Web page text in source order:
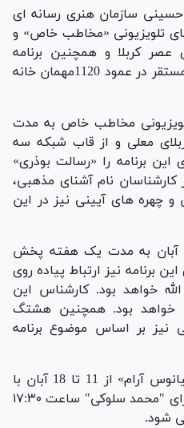
سازمان هنری رسانه ای
تلویزیونی «مخاطب خاص» و
عصر کربلا و همچنین برنامه
«اقیانوس آرام» از استودیوی مستقر در عمود 1120مهمان خانه
مخاطب خاص به مدت
معلی و از قاب شبکه سه
برنامه را «رسالت بوذری»
کارشناسان نام آشنای مذهبی،
و چهره های آیینی نیز در این
«پیاده آمده ایم» از جمعه ۱۲ آبان به مدت یک هفته پخش
برنامه نیز ارتباط پیاده روی
خواهد بود. کارشناس این
خواهد بود. همچنین هشتگ
نیز بر اساس موضوع برنامه
همچنین برنامه تلویزیونی «اقیانوس آرام» از 11 تا 18 آبان با
محوریت کودک و نوجوان و اجرای "محمد سلوکی" ساعت ۱۷:۳۰
شود.